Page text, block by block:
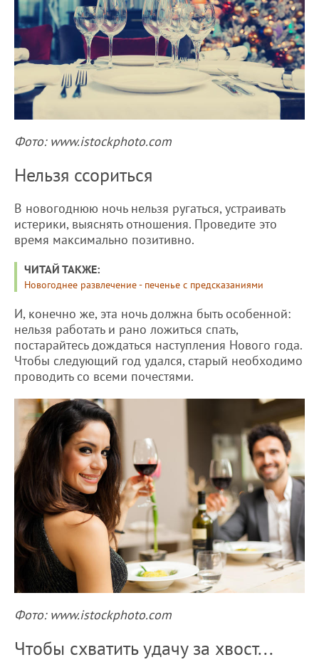
Фото: www.istockphoto.com
Нельзя ссориться
В новогоднюю ночь нельзя ругаться, устраивать
истерики, выяснять отношения. Проведите это
время максимально позитивно.
ЧИТАЙ ТАКЖЕ:
Новогоднее развлечение - печенье с предсказаниями
И, конечно же, эта ночь должна быть особенной:
нельзя работать и рано ложиться спать,
постарайтесь дождаться наступления Нового года.
Чтобы следующий год удался, старый необходимо
проводить со всеми почестями.
Фото: www.istockphoto.com
Чтобы схватить удачу за хвост...